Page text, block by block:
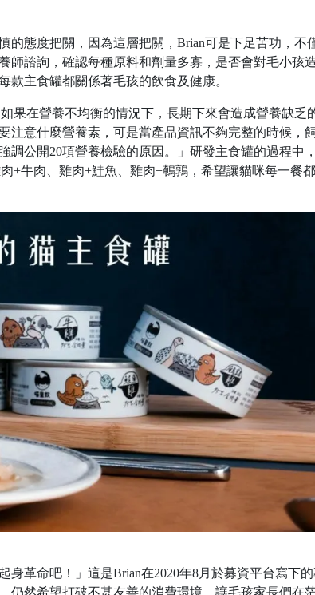
的態度把關，因為這層把關，Brian可是下足苦功，不
師諮詢，確認每種原料和劑量多寡，是否會對毛小孩
款主食罐都關係著毛孩的飲食及健康。
果在營養不均衡的情況下，長期下來會造成營養缺乏
注意什麼營養素，可是當產品資訊不夠完整的時候，
調公開20項營養檢驗的原因。」研發主食罐的過程中
+牛肉、雞肉+鮭魚、雞肉+鵪鶉，希望讓貓咪每一餐都
身革命吧！」這是Brian在2020年8月於募資平台寫下
仍然希望打破不甚友善的消費環境，讓毛孩家長們在